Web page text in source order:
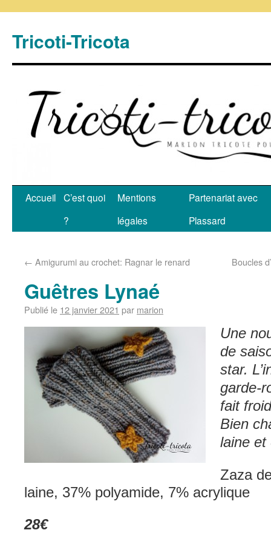
Tricoti-Tricota
Accueil C’est quoi
?
Mentions
légales
Partenariat avec
Plassard
← Amigurumi au crochet: Ragnar le renard Boucles
Guêtres Lynaé
Publié le 12 janvier 2021 par marion
Une
de
star.
garde-
fait
Bien
laine et
Zaza
laine, 37% polyamide, 7% acrylique
28€